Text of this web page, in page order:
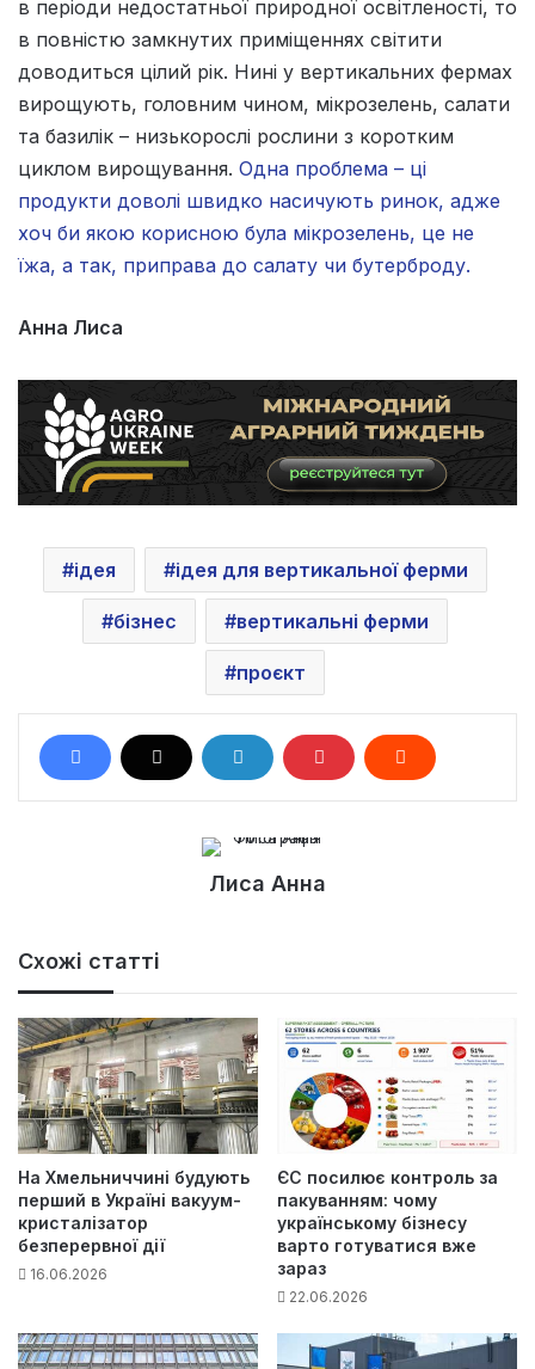
в періоди недостатньої природної освітленості, то
в повністю замкнутих приміщеннях світити
доводиться цілий рік. Нині у вертикальних фермах
вирощують, головним чином, мікрозелень, салати
та базилік – низькорослі рослини з коротким
циклом вирощування. Одна проблема – ці
продукти доволі швидко насичують ринок, адже
хоч би якою корисною була мікрозелень, це не
їжа, а так, приправа до салату чи бутерброду.
Анна Лиса
ідея ідея для вертикальної ферми
бізнес вертикальні ферми
проєкт
Лиса Анна
Схожі статті
На Хмельниччині будують
перший в Україні вакуум-
кристалізатор
безперервної дії
16.06.2026
ЄС посилює контроль за
пакуванням: чому
українському бізнесу
варто готуватися вже
зараз
22.06.2026